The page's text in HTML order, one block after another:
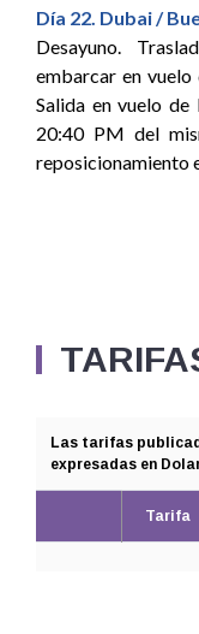
Día 22. Dubai /
Desayuno.
embarcar en
Salida en vuelo
20:40 PM del
reposicionamiento
Las tarifas
expresadas en
Tarifa